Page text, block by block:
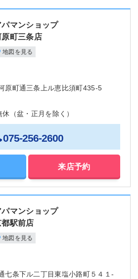
パマンショップ
原町三条店
地図を見る
原町通三条上ル恵比須町435-5
（盆・正月を除く）
075-256-2600
来店予約
パマンショップ
都駅前店
地図を見る
七条下ル二丁目東塩小路町５４１-